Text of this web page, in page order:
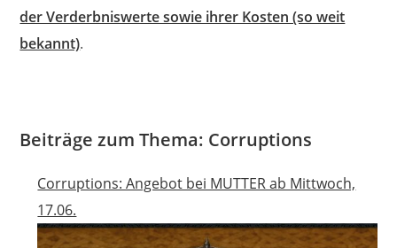
der Verderbniswerte sowie ihrer Kosten (so weit
bekannt).
Beiträge zum Thema: Corruptions
Corruptions: Angebot bei MUTTER ab Mittwoch,
17.06.